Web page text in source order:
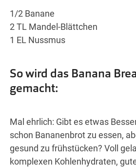
1/2 Banane
2 TL Mandel-Blättchen
1 EL Nussmus
So wird das Banana
gemacht:
Mal ehrlich: Gibt es etwas
schon Bananenbrot zu essen,
gesund zu frühstücken? Voll
komplexen Kohlenhydraten,